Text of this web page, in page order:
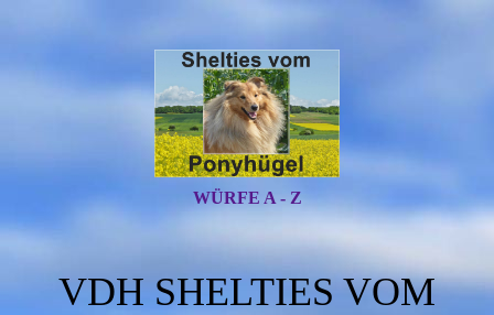
WÜRFE A - Z
VDH SHELTIES VOM